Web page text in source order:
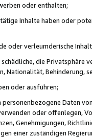
oder enthalten;
Inhalte haben oder
oder verleumderische
die Privatsphäre
Nationalität, Behinderung,
oder ausführen;
Daten
oder offenlegen,
Genehmigungen,
einer zuständigen